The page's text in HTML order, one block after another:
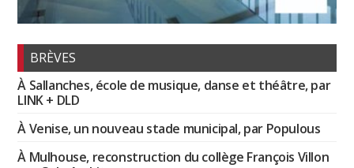
BRÈVES
À Sallanches, école de musique, danse et théâtre, par
LINK + DLD
À Venise, un nouveau stade municipal, par Populous
À Mulhouse, reconstruction du collège François Villon